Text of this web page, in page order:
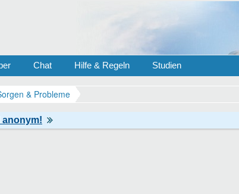
Chat Hilfe & Regeln Studien
& Probleme